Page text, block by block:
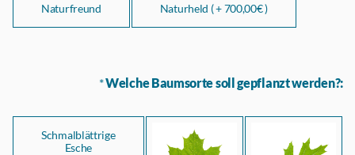
Naturfreund Naturheld ( +700,00€ )
*Welche Baumsorte soll gepflanzt werden?:
Schmalblättrige
Esche